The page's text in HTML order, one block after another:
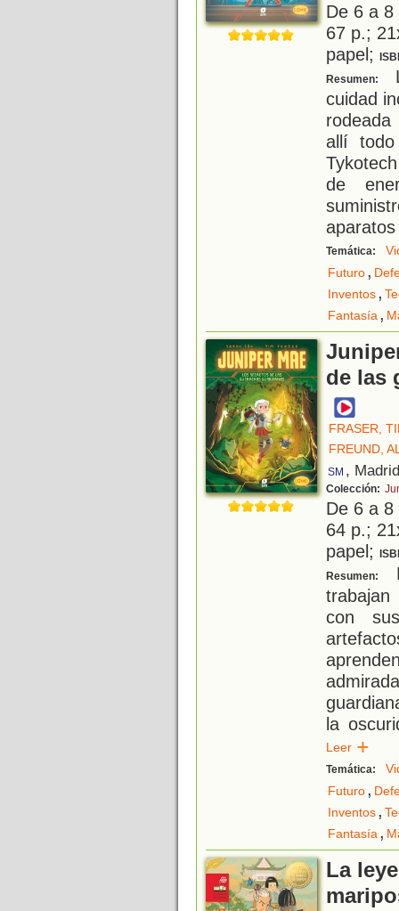
De 6 a
67 p.;
papel;
Resumen:
cuidad
allí
de
Temática:
Futuro,
Inventos,
Fantasía,
de las
FRASER,
FREUND,
SM ,
Colección:
De 6 a
64 p.;
papel;
Resumen:
con
la
Leer
Temática:
Futuro,
Inventos,
Fantasía,
La